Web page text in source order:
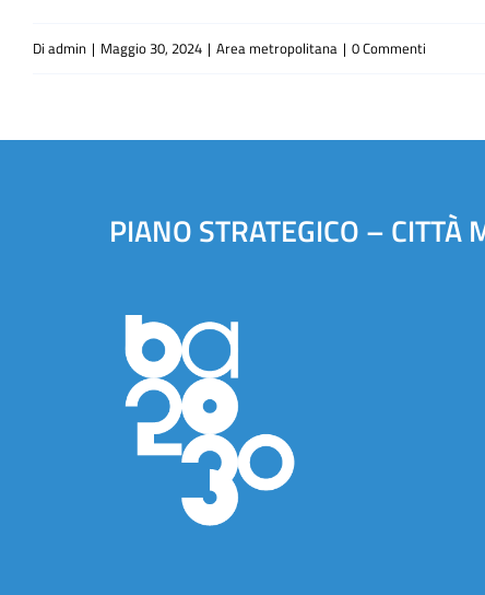
Di admin | Maggio 30, 2024 | Area metropolitana | 0 Commenti
PIANO STRATEGICO – CITTÀ